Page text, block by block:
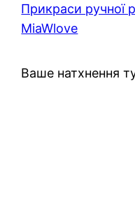
Прикраси ручної
MiaWlove
Ваше натхнення